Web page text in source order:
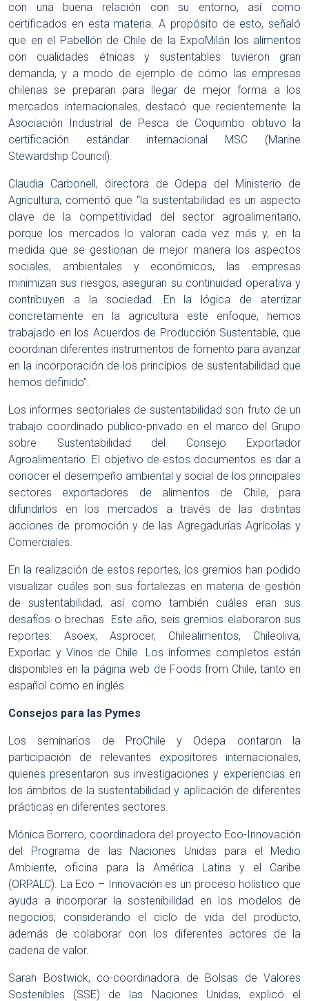
con una buena relación con su entorno, así como
certificados en esta materia. A propósito de esto, señaló
que en el Pabellón de Chile de la ExpoMilán los alimentos
con cualidades étnicas y sustentables tuvieron gran
demanda, y a modo de ejemplo de cómo las empresas
chilenas se preparan para llegar de mejor forma a los
mercados internacionales, destacó que recientemente la
Asociación Industrial de Pesca de Coquimbo obtuvo la
certificación estándar internacional MSC (Marine
Stewardship Council).
Claudia Carbonell, directora de Odepa del Ministerio de
Agricultura, comentó que “la sustentabilidad es un aspecto
clave de la competitividad del sector agroalimentario,
porque los mercados lo valoran cada vez más y, en la
medida que se gestionan de mejor manera los aspectos
sociales, ambientales y económicos, las empresas
minimizan sus riesgos, aseguran su continuidad operativa y
contribuyen a la sociedad. En la lógica de aterrizar
concretamente en la agricultura este enfoque, hemos
trabajado en los Acuerdos de Producción Sustentable, que
coordinan diferentes instrumentos de fomento para avanzar
en la incorporación de los principios de sustentabilidad que
hemos definido”.
Los informes sectoriales de sustentabilidad son fruto de un
trabajo coordinado público-privado en el marco del Grupo
sobre Sustentabilidad del Consejo Exportador
Agroalimentario. El objetivo de estos documentos es dar a
conocer el desempeño ambiental y social de los principales
sectores exportadores de alimentos de Chile, para
difundirlos en los mercados a través de las distintas
acciones de promoción y de las Agregadurías Agrícolas y
Comerciales.
En la realización de estos reportes, los gremios han podido
visualizar cuáles son sus fortalezas en materia de gestión
de sustentabilidad, así como también cuáles eran sus
desafíos o brechas. Este año, seis gremios elaboraron sus
reportes: Asoex, Asprocer, Chilealimentos, Chileoliva,
Exporlac y Vinos de Chile. Los informes completos están
disponibles en la página web de Foods from Chile, tanto en
español como en inglés.
Consejos para las Pymes
Los seminarios de ProChile y Odepa contaron la
participación de relevantes expositores internacionales,
quienes presentaron sus investigaciones y experiencias en
los ámbitos de la sustentabilidad y aplicación de diferentes
prácticas en diferentes sectores.
Mónica Borrero, coordinadora del proyecto Eco-Innovación
del Programa de las Naciones Unidas para el Medio
Ambiente, oficina para la América Latina y el Caribe
(ORPALC). La Eco – Innovación es un proceso holístico que
ayuda a incorporar la sostenibilidad en los modelos de
negocios, considerando el ciclo de vida del producto,
además de colaborar con los diferentes actores de la
cadena de valor.
Sarah Bostwick, co-coordinadora de Bolsas de Valores
Sostenibles (SSE) de las Naciones Unidas, explicó el